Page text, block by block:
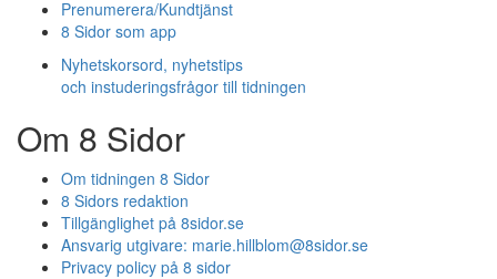
Prenumerera/Kundtjänst
8 Sidor som app
Nyhetskorsord, nyhetstips
och instuderingsfrågor till tidningen
Om 8 Sidor
Om tidningen 8 Sidor
8 Sidors redaktion
Tillgänglighet på 8sidor.se
Ansvarig utgivare: marie.hillblom@8sidor.se
Privacy policy på 8 sidor